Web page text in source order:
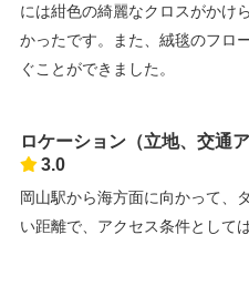
には紺色の綺麗なクロスがかけ
かったです。また、絨毯のフロ
ぐことができました。
ロケーション（立地、交通
3.0
岡山駅から海方面に向かって、
い距離で、アクセス条件として